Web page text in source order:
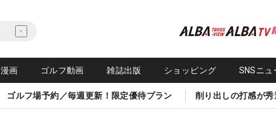
漫画 ゴルフ動画 雑誌出版 ショッピング SNSニュ
ゴルフ場予約／毎週更新！限定優待プラン 削り出しの打感が